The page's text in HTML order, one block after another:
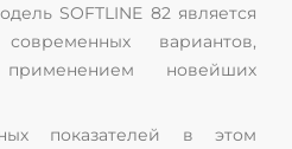
SOFTLINE 82 является
вариантов,
новейших
показателей в этом